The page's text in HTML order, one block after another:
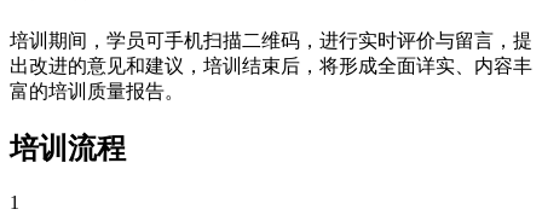
培训期间，学员可手机扫描二维码，进行实时评价与留言，提
出改进的意见和建议，培训结束后，将形成全面详实、内容丰
富的培训质量报告。
培训流程
1